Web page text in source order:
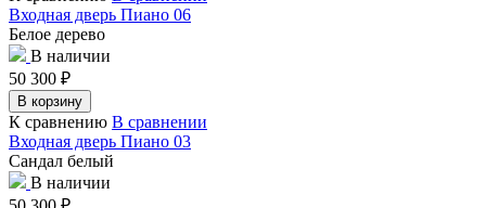
Входная дверь Пиано 06
Белое дерево
В наличии
50 300 ₽
В корзину
К сравнению В сравнении
Входная дверь Пиано 03
Сандал белый
В наличии